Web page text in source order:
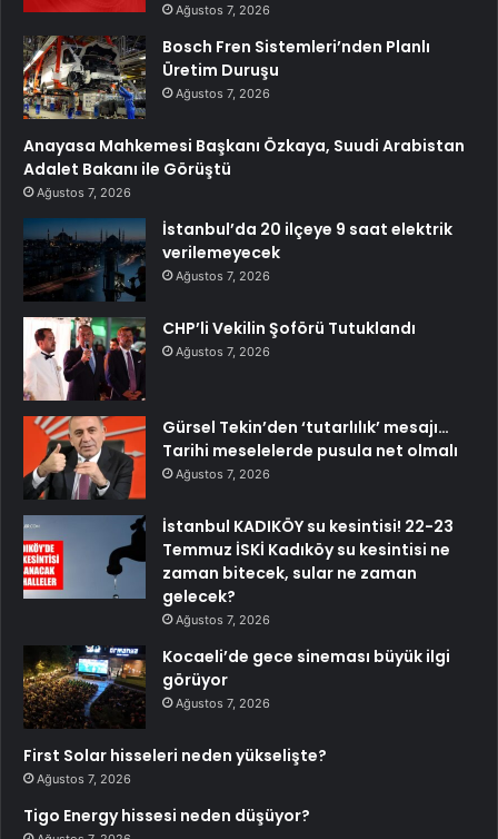
Ağustos 7, 2026
Bosch Fren Sistemleri’nden Planlı
Üretim Duruşu
Ağustos 7, 2026
Anayasa Mahkemesi Başkanı Özkaya, Suudi Arabistan
Adalet Bakanı ile Görüştü
Ağustos 7, 2026
İstanbul’da 20 ilçeye 9 saat elektrik
verilemeyecek
Ağustos 7, 2026
CHP’li Vekilin Şoförü Tutuklandı
Ağustos 7, 2026
Gürsel Tekin’den ‘tutarlılık’ mesajı…
Tarihi meselelerde pusula net olmalı
Ağustos 7, 2026
İstanbul KADIKÖY su kesintisi! 22-23
Temmuz İSKİ Kadıköy su kesintisi ne
zaman bitecek, sular ne zaman
gelecek?
Ağustos 7, 2026
Kocaeli’de gece sineması büyük ilgi
görüyor
Ağustos 7, 2026
First Solar hisseleri neden yükselişte?
Ağustos 7, 2026
Tigo Energy hissesi neden düşüyor?